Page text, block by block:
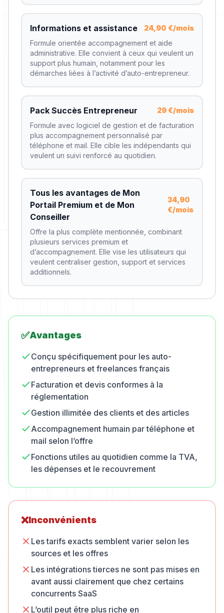
Informations et assistance
24,90 €/mois
Formule orientée accompagnement et aide
administrative. Elle convient à ceux qui veulent un
support plus humain, notamment pour les
démarches liées à l’activité d’auto-entrepreneur.
Pack Succès Entrepreneur
29 €/mois
Formule avec logiciel de gestion et de facturation
plus accompagnement personnalisé par
téléphone et mail. Elle cible les indépendants qui
veulent un suivi renforcé au quotidien.
Tous les avantages de Mon
Portail Premium et de Mon
Conseiller
34,90
€/mois
Offre la plus complète mentionnée, combinant
plusieurs services premium et
d’accompagnement. Elle vise les utilisateurs qui
veulent centraliser gestion, support et services
additionnels.
✅Avantages
Conçu spécifiquement pour les auto-
entrepreneurs et freelances français
Facturation et devis conformes à la
réglementation
Gestion illimitée des clients et des articles
Accompagnement humain par téléphone et
mail selon l’offre
Fonctions utiles au quotidien comme la TVA,
les dépenses et le recouvrement
❌Inconvénients
Les tarifs exacts semblent varier selon les
sources et les offres
Les intégrations tierces ne sont pas mises en
avant aussi clairement que chez certains
concurrents SaaS
L’outil peut être plus riche en